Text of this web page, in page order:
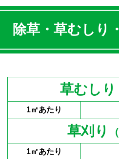
除草・草むしり
草むしり
1㎡あたり
草刈り
1㎡あたり